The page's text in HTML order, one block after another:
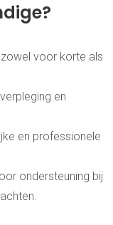
voor korte als
en
en professionele
ondersteuning bij